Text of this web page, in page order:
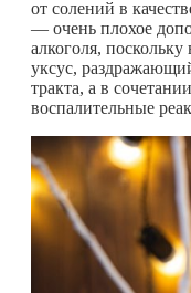
от солений в
— очень плохое
алкоголя,
уксус,
тракта, а в
воспалительные